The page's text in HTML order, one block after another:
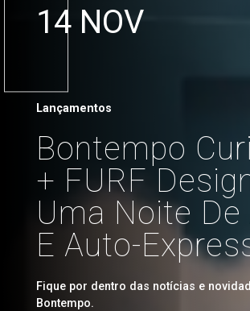
14 NOV
Lançamentos
Bontempo
+ FURF
Uma Noite De
E Auto-
Fique por dentro das notícias e
Bontempo.